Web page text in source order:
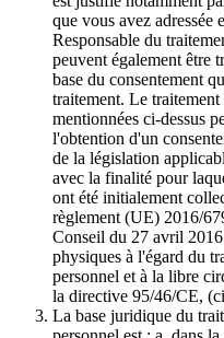
que vous avez adressée
Responsable du
peuvent également être
base du consentement
traitement. Le traitement
mentionnées ci-dessus
l'obtention d'un
de la législation
avec la finalité pour
ont été initialement
règlement (UE) 2016/
Conseil du 27 avril
physiques à l'égard du
personnel et à la libre
la directive 95/46/CE,
La base juridique du